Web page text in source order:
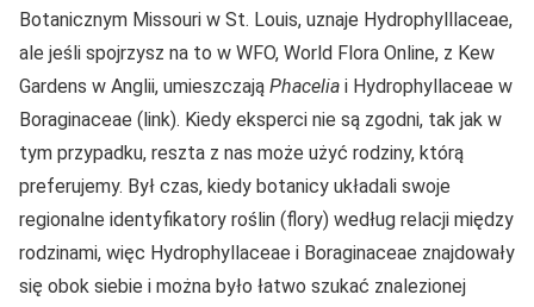
Botanicznym Missouri w St. Louis, uznaje Hydrophylllaceae,
ale jeśli spojrzysz na to w WFO, World Flora Online, z Kew
Gardens w Anglii, umieszczają Phacelia i Hydrophyllaceae w
Boraginaceae (link). Kiedy eksperci nie są zgodni, tak jak w
tym przypadku, reszta z nas może użyć rodziny, którą
preferujemy. Był czas, kiedy botanicy układali swoje
regionalne identyfikatory roślin (flory) według relacji między
rodzinami, więc Hydrophyllaceae i Boraginaceae znajdowały
się obok siebie i można było łatwo szukać znalezionej